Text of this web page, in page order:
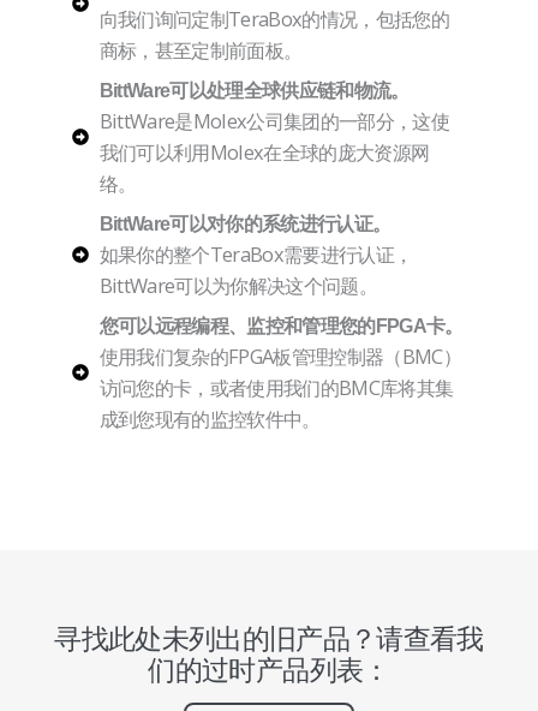
向我们询问定制TeraBox的情况，包括您的
商标，甚至定制前面板。
BittWare可以处理全球供应链和物流。
BittWare是Molex公司集团的一部分，这使
我们可以利用Molex在全球的庞大资源网
络。
BittWare可以对你的系统进行认证。
如果你的整个TeraBox需要进行认证，
BittWare可以为你解决这个问题。
您可以远程编程、监控和管理您的FPGA卡。
使用我们复杂的FPGA板管理控制器（BMC）
访问您的卡，或者使用我们的BMC库将其集
成到您现有的监控软件中。
寻找此处未列出的旧产品？请查看我
们的过时产品列表：